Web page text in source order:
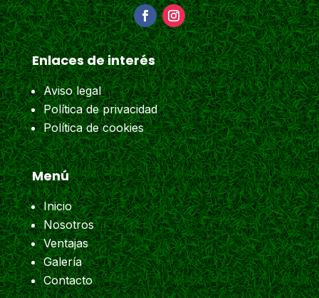
Enlaces de interés
Aviso legal
Política de privacidad
Política de cookies
Menú
Inicio
Nosotros
Ventajas
Galería
Contacto